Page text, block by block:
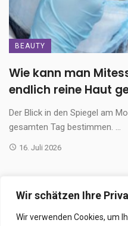
Wir schätzen Ihre
Wir verwenden Cookies, um
BEAUTY
Wie kann man
endlich reine Haut
Der Blick in den Spiegel am
gesamten Tag bestimmen. ...
16. Juli 2026